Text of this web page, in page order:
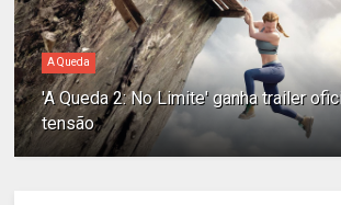
A Queda
'A Queda 2: No Limite' ganha trailer
tensão